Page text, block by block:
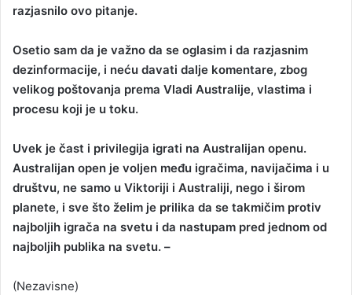
razjasnilo ovo pitanje.
Osetio sam da je važno da se oglasim i da razjasnim
dezinformacije, i neću davati dalje komentare, zbog
velikog poštovanja prema Vladi Australije, vlastima i
procesu koji je u toku.
Uvek je čast i privilegija igrati na Australijan openu.
Australijan open je voljen među igračima, navijačima i u
društvu, ne samo u Viktoriji i Australiji, nego i širom
planete, i sve što želim je prilika da se takmičim protiv
najboljih igrača na svetu i da nastupam pred jednom od
najboljih publika na svetu. –
(Nezavisne)